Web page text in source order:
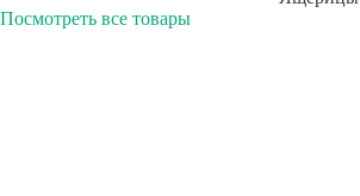
Посмотреть все товары